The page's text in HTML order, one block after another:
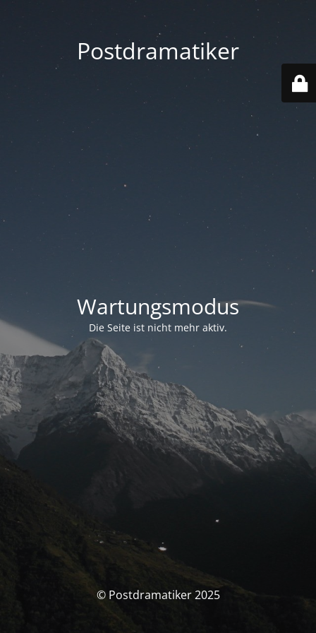
Postdramatiker
Wartungsmodus
Die Seite ist nicht mehr aktiv.
© Postdramatiker 2025